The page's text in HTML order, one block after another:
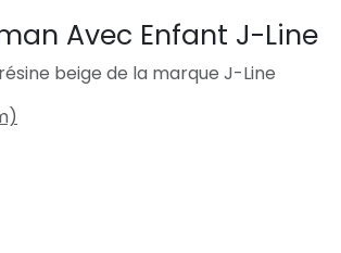
Avec Enfant J-Line
beige de la marque J-Line